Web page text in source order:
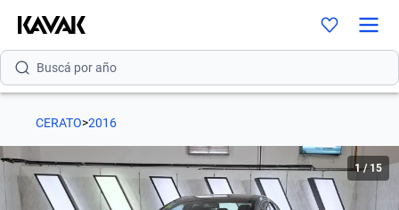
Buscá por marca
Buscá por versión
Buscá por año
CERATO>2016
1/15